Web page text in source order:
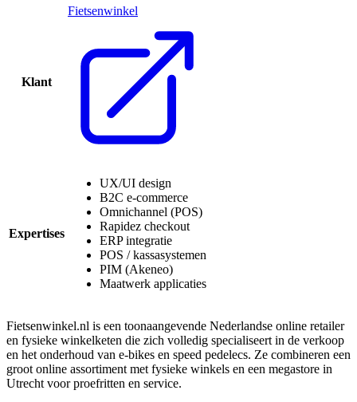
Klant
Fietsenwinkel
Expertises
UX/UI design
B2C e-commerce
Omnichannel (POS)
Rapidez checkout
ERP integratie
POS / kassasystemen
PIM (Akeneo)
Maatwerk applicaties
Fietsenwinkel.nl is een toonaangevende Nederlandse online retailer
en fysieke winkelketen die zich volledig specialiseert in de verkoop
en het onderhoud van e-bikes en speed pedelecs. Ze combineren een
groot online assortiment met fysieke winkels en een megastore in
Utrecht voor proefritten en service.